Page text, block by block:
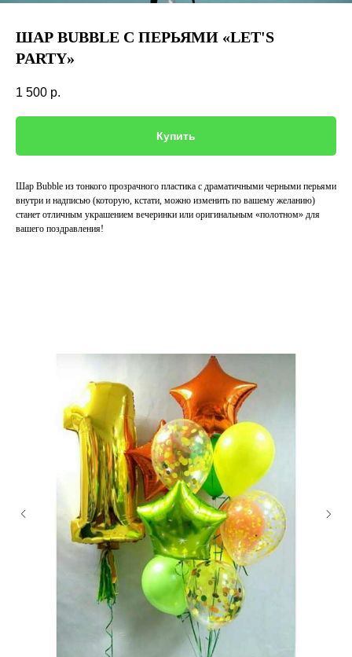
ШАР BUBBLE С ПЕРЬЯМИ «LET'S
PARTY»
1 500 р.
Купить
Шар Bubble из тонкого прозрачного пластика с драматичными черными перьями
внутри и надписью (которую, кстати, можно изменить по вашему желанию)
станет отличным украшением вечеринки или оригинальным «полотном» для
вашего поздравления!